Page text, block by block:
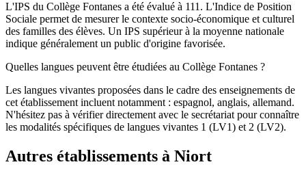
L'IPS du Collège Fontanes a été évalué à 111. L'Indice de Position
Sociale permet de mesurer le contexte socio-économique et culturel
des familles des élèves. Un IPS supérieur à la moyenne nationale
indique généralement un public d'origine favorisée.
Quelles langues peuvent être étudiées au Collège Fontanes ?
Les langues vivantes proposées dans le cadre des enseignements de
cet établissement incluent notamment : espagnol, anglais, allemand.
N'hésitez pas à vérifier directement avec le secrétariat pour connaître
les modalités spécifiques de langues vivantes 1 (LV1) et 2 (LV2).
Autres établissements à Niort